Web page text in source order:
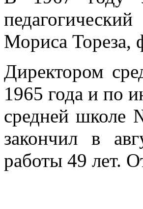
Мориса Тореза,
Директором
1965 года и по
средней школе
закончил в
работы 49 лет.